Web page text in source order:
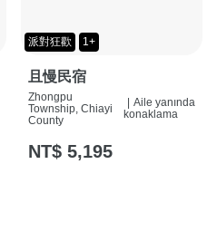
派對狂歡 1+
且慢民宿
Zhongpu
Township, Chiayi
County
Aile yanında
konaklama
NT$ 5,195